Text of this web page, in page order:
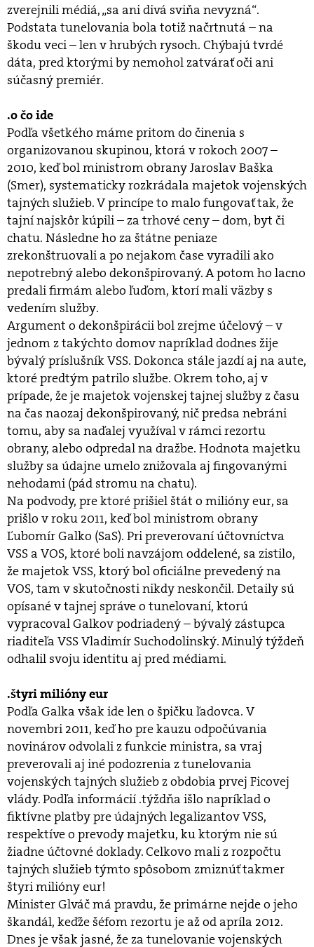
zverejnili médiá, „sa ani divá sviňa nevyzná“.
Podstata tunelovania bola totiž načrtnutá – na
škodu veci – len v hrubých rysoch. Chýbajú tvrdé
dáta, pred ktorými by nemohol zatvárať oči ani
súčasný premiér.
.o čo ide
Podľa všetkého máme pritom do činenia s
organizovanou skupinou, ktorá v rokoch 2007 –
2010, keď bol ministrom obrany Jaroslav Baška
(Smer), systematicky rozkrádala majetok vojenských
tajných služieb. V princípe to malo fungovať tak, že
tajní najskôr kúpili – za trhové ceny – dom, byt či
chatu. Následne ho za štátne peniaze
zrekonštruovali a po nejakom čase vyradili ako
nepotrebný alebo dekonšpirovaný. A potom ho lacno
predali firmám alebo ľuďom, ktorí mali väzby s
vedením služby.
Argument o dekonšpirácii bol zrejme účelový – v
jednom z takýchto domov napríklad dodnes žije
bývalý príslušník VSS. Dokonca stále jazdí aj na aute,
ktoré predtým patrilo službe. Okrem toho, aj v
prípade, že je majetok vojenskej tajnej služby z času
na čas naozaj dekonšpirovaný, nič predsa nebráni
tomu, aby sa naďalej využíval v rámci rezortu
obrany, alebo odpredal na dražbe. Hodnota majetku
služby sa údajne umelo znižovala aj fingovanými
nehodami (pád stromu na chatu).
Na podvody, pre ktoré prišiel štát o milióny eur, sa
prišlo v roku 2011, keď bol ministrom obrany
Ľubomír Galko (SaS). Pri preverovaní účtovníctva
VSS a VOS, ktoré boli navzájom oddelené, sa zistilo,
že majetok VSS, ktorý bol oficiálne prevedený na
VOS, tam v skutočnosti nikdy neskončil. Detaily sú
opísané v tajnej správe o tunelovaní, ktorú
vypracoval Galkov podriadený – bývalý zástupca
riaditeľa VSS Vladimír Suchodolinský. Minulý týždeň
odhalil svoju identitu aj pred médiami.
.štyri milióny eur
Podľa Galka však ide len o špičku ľadovca. V
novembri 2011, keď ho pre kauzu odpočúvania
novinárov odvolali z funkcie ministra, sa vraj
preverovali aj iné podozrenia z tunelovania
vojenských tajných služieb z obdobia prvej Ficovej
vlády. Podľa informácií .týždňa išlo napríklad o
fiktívne platby pre údajných legalizantov VSS,
respektíve o prevody majetku, ku ktorým nie sú
žiadne účtovné doklady. Celkovo mali z rozpočtu
tajných služieb týmto spôsobom zmiznúť takmer
štyri milióny eur!
Minister Glváč má pravdu, že primárne nejde o jeho
škandál, keďže šéfom rezortu je až od apríla 2012.
Dnes je však jasné, že za tunelovanie vojenských